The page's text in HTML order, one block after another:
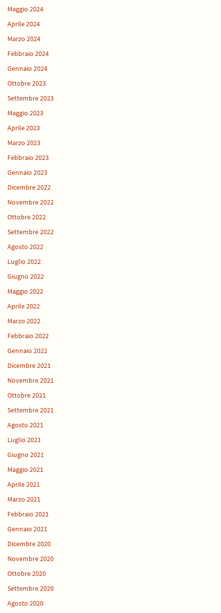
Maggio 2024
Aprile 2024
Marzo 2024
Febbraio 2024
Gennaio 2024
Ottobre 2023
Settembre 2023
Maggio 2023
Aprile 2023
Marzo 2023
Febbraio 2023
Gennaio 2023
Dicembre 2022
Novembre 2022
Ottobre 2022
Settembre 2022
Agosto 2022
Luglio 2022
Giugno 2022
Maggio 2022
Aprile 2022
Marzo 2022
Febbraio 2022
Gennaio 2022
Dicembre 2021
Novembre 2021
Ottobre 2021
Settembre 2021
Agosto 2021
Luglio 2021
Giugno 2021
Maggio 2021
Aprile 2021
Marzo 2021
Febbraio 2021
Gennaio 2021
Dicembre 2020
Novembre 2020
Ottobre 2020
Settembre 2020
Agosto 2020